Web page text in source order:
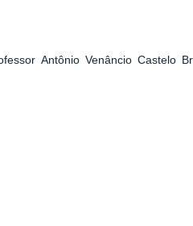
Antônio Venâncio Castelo